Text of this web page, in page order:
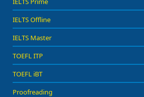
IELTS Offline
IELTS Master
TOEFL ITP
TOEFL iBT
Proofreading